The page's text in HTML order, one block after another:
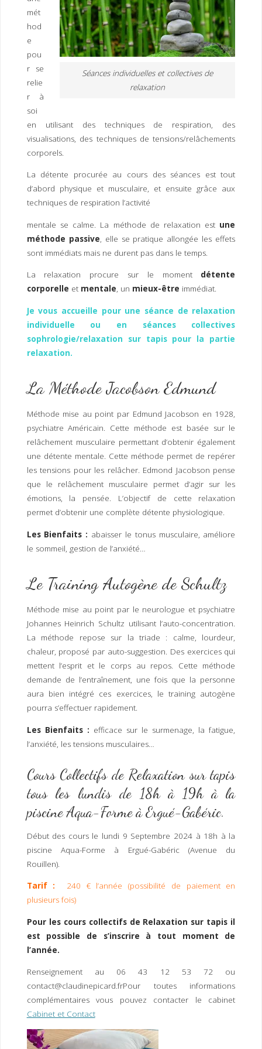
IMP
ER
Séances individuelles et collectives de
relaxation
mét
hod
e
pou
r se
relie
r à
soi
en utilisant des techniques de respiration, des
visualisations, des techniques de tensions/relâchements
corporels.
La détente procurée au cours des séances est tout
d’abord physique et musculaire, et ensuite grâce aux
techniques de respiration l’activité
mentale se calme. La méthode de relaxation est une
méthode passive, elle se pratique allongée les effets
sont immédiats mais ne durent pas dans le temps.
La relaxation procure sur le moment détente
corporelle et mentale, un mieux-être immédiat.
Je vous accueille pour une séance de relaxation
individuelle ou en séances collectives
sophrologie/relaxation sur tapis pour la partie
relaxation.
La Méthode Jacobson Edmund
Méthode mise au point par Edmund Jacobson en 1928,
psychiatre Américain. Cette méthode est basée sur le
relâchement musculaire permettant d’obtenir également
une détente mentale. Cette méthode permet de repérer
les tensions pour les relâcher. Edmond Jacobson pense
que le relâchement musculaire permet d’agir sur les
émotions, la pensée. L’objectif de cette relaxation
permet d’obtenir une complète détente physiologique.
Les Bienfaits : abaisser le tonus musculaire, améliore
le sommeil, gestion de l’anxiété…
Le Training Autogène de Schultz
Méthode mise au point par le neurologue et psychiatre
Johannes Heinrich Schultz utilisant l’auto-concentration.
La méthode repose sur la triade : calme, lourdeur,
chaleur, proposé par auto-suggestion. Des exercices qui
mettent l’esprit et le corps au repos. Cette méthode
demande de l’entraînement, une fois que la personne
aura bien intégré ces exercices, le training autogène
pourra s’effectuer rapidement.
Les Bienfaits : efficace sur le surmenage, la fatigue,
l’anxiété, les tensions musculaires…
Cours Collectifs de Relaxation sur tapis
tous les lundis de 18h à 19h à la
piscine Aqua-Forme à Ergué-Gabéric.
Début des cours le lundi 9 Septembre 2024 à 18h à la
piscine Aqua-Forme à Ergué-Gabéric (Avenue du
Rouillen).
Tarif :
240 € l’année (possibilité de paiement en
plusieurs fois)
Pour les cours collectifs de Relaxation sur tapis il
est possible de s’inscrire à tout moment de
l’année.
Renseignement au 06 43 12 53 72 ou
contact@claudinepicard.frPour toutes informations
complémentaires vous pouvez contacter le cabinet
Cabinet et Contact